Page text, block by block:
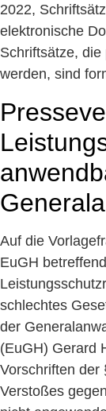
2022,
elektronische
Schriftsätze,
werden, sind
Auf die
EuGH
schlechtes
der
(EuGH) Gerard
Vorschriften der
Verstoßes